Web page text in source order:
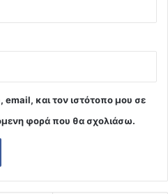
και τον ιστότοπο μου σε
φορά που θα σχολιάσω.